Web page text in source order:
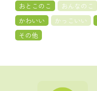
おとこのこ おんなのこ
かわいい
かっこいい
その他